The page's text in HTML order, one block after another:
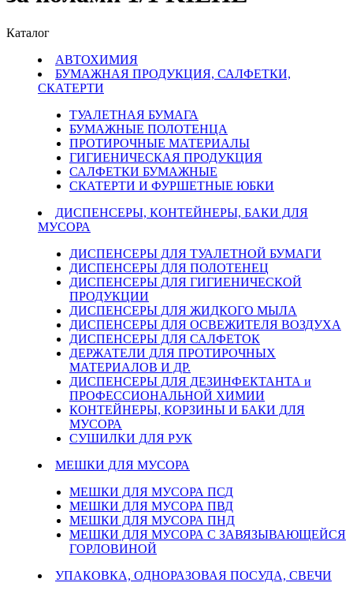
Каталог
АВТОХИМИЯ
БУМАЖНАЯ ПРОДУКЦИЯ, САЛФЕТКИ,
СКАТЕРТИ
ТУАЛЕТНАЯ БУМАГА
БУМАЖНЫЕ ПОЛОТЕНЦА
ПРОТИРОЧНЫЕ МАТЕРИАЛЫ
ГИГИЕНИЧЕСКАЯ ПРОДУКЦИЯ
САЛФЕТКИ БУМАЖНЫЕ
СКАТЕРТИ И ФУРШЕТНЫЕ ЮБКИ
ДИСПЕНСЕРЫ, КОНТЕЙНЕРЫ, БАКИ ДЛЯ
МУСОРА
ДИСПЕНСЕРЫ ДЛЯ ТУАЛЕТНОЙ БУМАГИ
ДИСПЕНСЕРЫ ДЛЯ ПОЛОТЕНЕЦ
ДИСПЕНСЕРЫ ДЛЯ ГИГИЕНИЧЕСКОЙ
ПРОДУКЦИИ
ДИСПЕНСЕРЫ ДЛЯ ЖИДКОГО МЫЛА
ДИСПЕНСЕРЫ ДЛЯ ОСВЕЖИТЕЛЯ ВОЗДУХА
ДИСПЕНСЕРЫ ДЛЯ САЛФЕТОК
ДЕРЖАТЕЛИ ДЛЯ ПРОТИРОЧНЫХ
МАТЕРИАЛОВ И ДР.
ДИСПЕНСЕРЫ ДЛЯ ДЕЗИНФЕКТАНТА и
ПРОФЕССИОНАЛЬНОЙ ХИМИИ
КОНТЕЙНЕРЫ, КОРЗИНЫ И БАКИ ДЛЯ
МУСОРА
СУШИЛКИ ДЛЯ РУК
МЕШКИ ДЛЯ МУСОРА
МЕШКИ ДЛЯ МУСОРА ПСД
МЕШКИ ДЛЯ МУСОРА ПВД
МЕШКИ ДЛЯ МУСОРА ПНД
МЕШКИ ДЛЯ МУСОРА С ЗАВЯЗЫВАЮЩЕЙСЯ
ГОРЛОВИНОЙ
УПАКОВКА, ОДНОРАЗОВАЯ ПОСУДА, СВЕЧИ